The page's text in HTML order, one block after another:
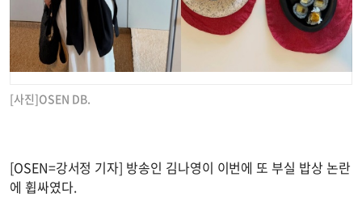
[사진]OSEN DB.
[OSEN=강서정 기자] 방송인 김나영이 이번에 또 부실 밥상 논란
에 휩싸였다.